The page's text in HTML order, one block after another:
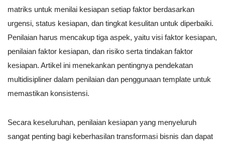
matriks untuk menilai kesiapan setiap faktor berdasarkan
urgensi, status kesiapan, dan tingkat kesulitan untuk diperbaiki.
Penilaian harus mencakup tiga aspek, yaitu visi faktor kesiapan,
penilaian faktor kesiapan, dan risiko serta tindakan faktor
kesiapan. Artikel ini menekankan pentingnya pendekatan
multidisipliner dalam penilaian dan penggunaan template untuk
memastikan konsistensi.
Secara keseluruhan, penilaian kesiapan yang menyeluruh
sangat penting bagi keberhasilan transformasi bisnis dan dapat